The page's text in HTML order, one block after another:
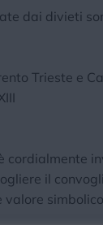
dai divieti
Trieste e
cordialmente
il
valore